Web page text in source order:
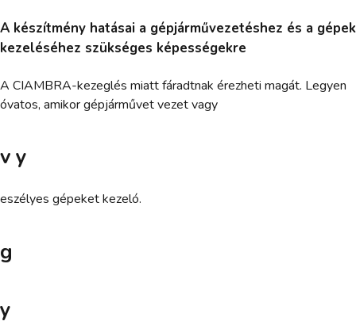
A készítmény hatásai a gépjárművezetéshez és a gépek
kezeléséhez szükséges képességekre
A CIAMBRA-kezeglés miatt fáradtnak érezheti magát. Legyen
óvatos, amikor gépjárművet vezet vagy
v y
eszélyes gépeket kezeló.
g
y